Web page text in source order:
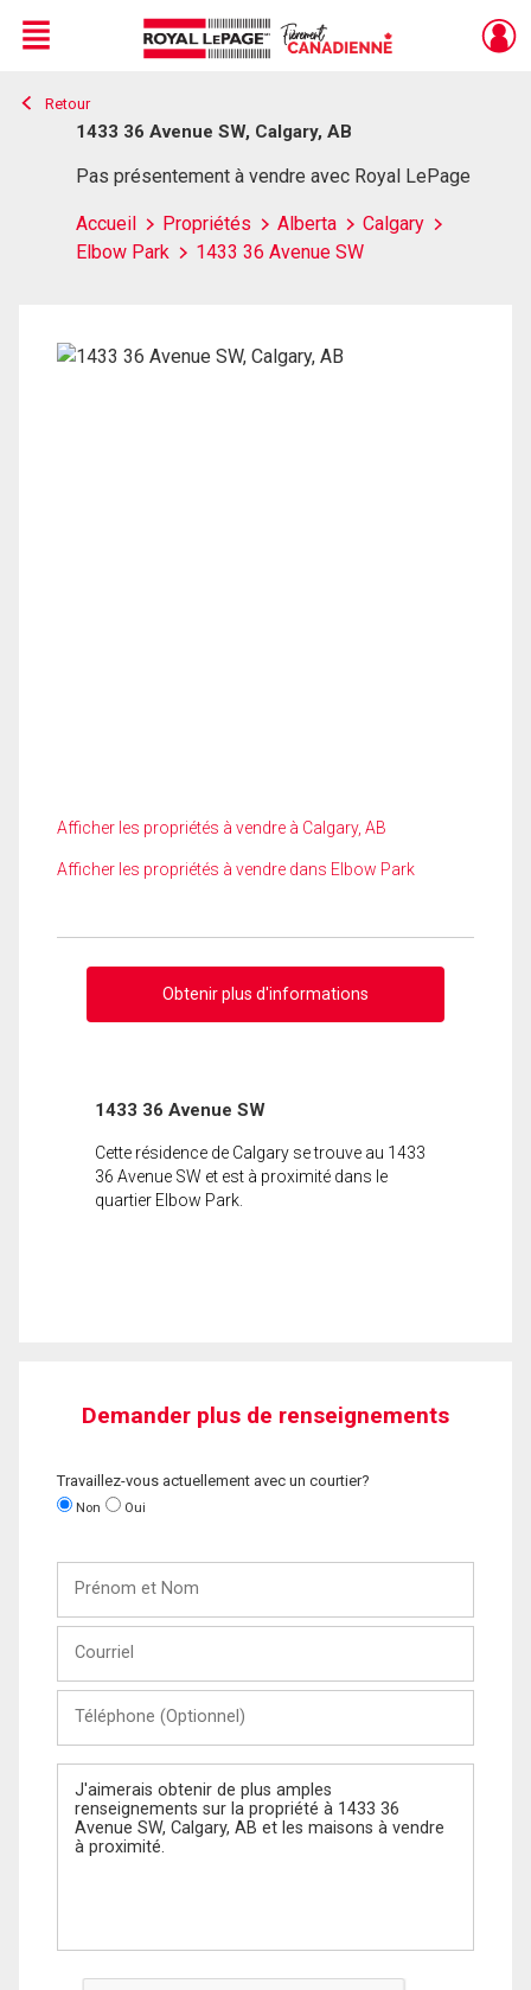
Live
En Direct
Menu
Retour
1433 36 Avenue SW, Calgary, AB
Pas présentement à vendre avec Royal LePage
Accueil Propriétés Alberta
Calgary
Elbow Park
1433 36 Avenue SW
Afficher les propriétés à vendre à Calgary, AB
Afficher les propriétés à vendre dans Elbow Park
Obtenir plus d'informations
1433 36 Avenue SW
Cette résidence de Calgary se trouve au 1433
36 Avenue SW et est à proximité dans le
quartier Elbow Park.
Demander plus de renseignements
Travaillez-vous actuellement avec un courtier?
Non Oui
Nom
(Optionnel)
Message